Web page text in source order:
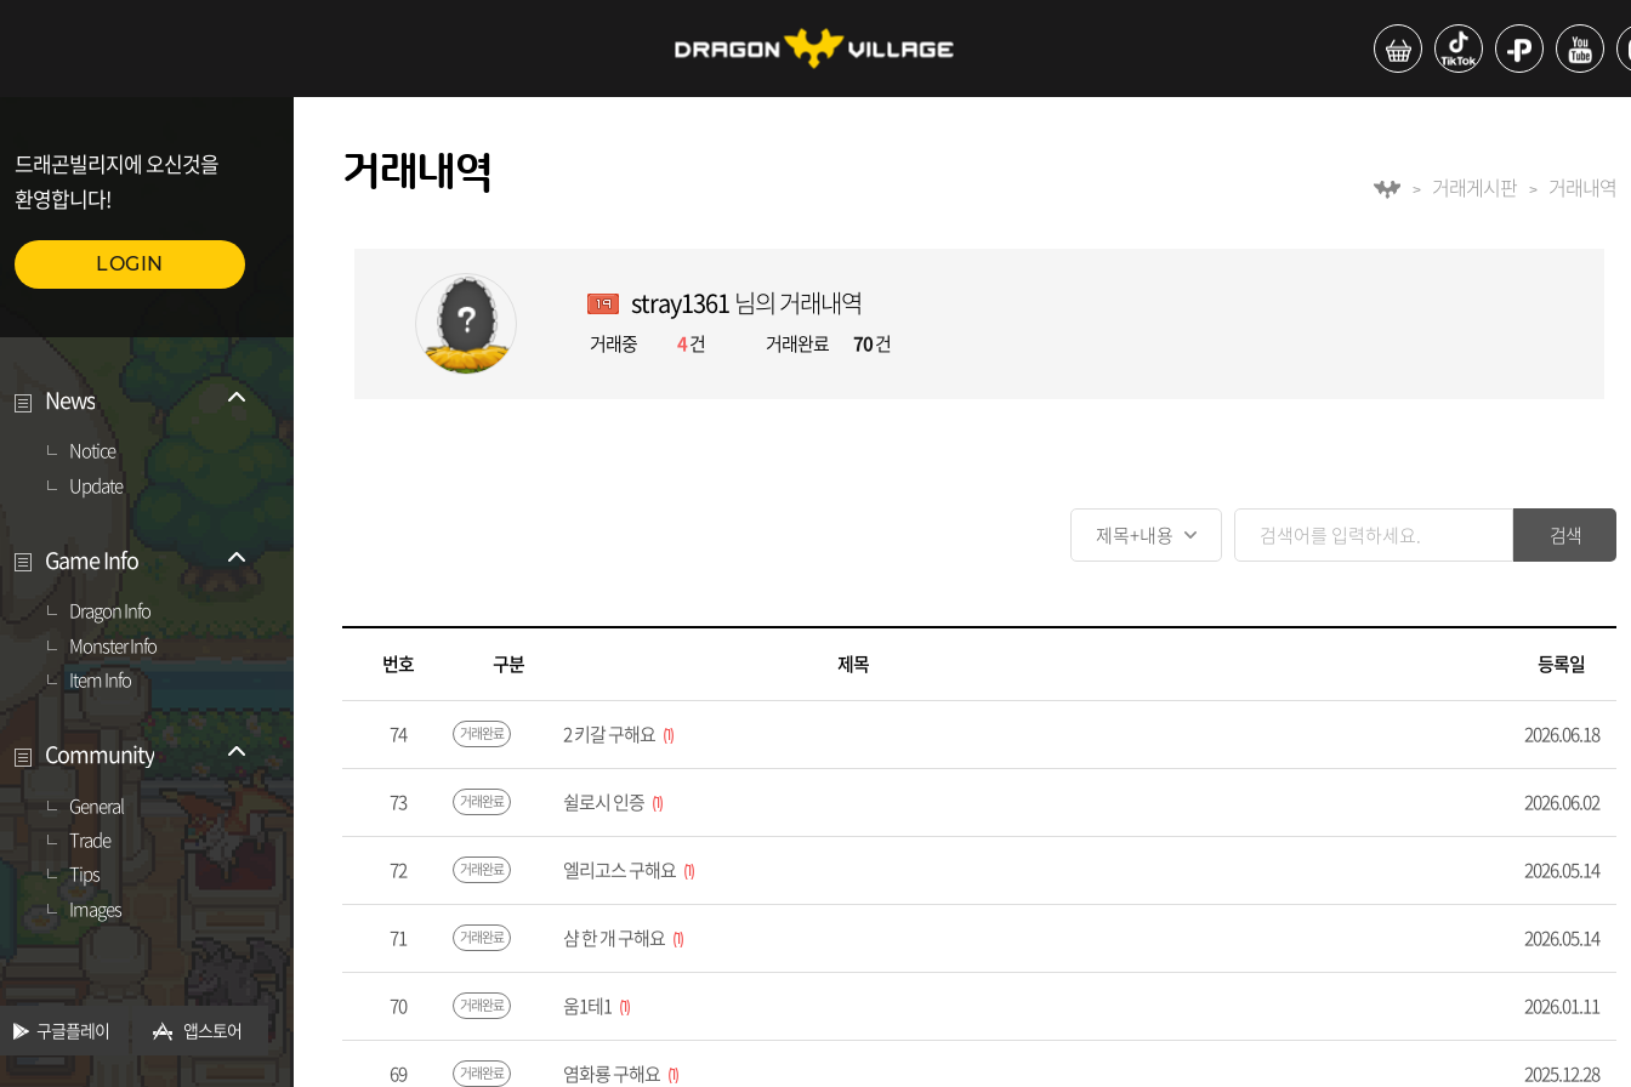
드래곤빌리지에 오신것을
환영합니다!
LOGIN
News
Notice
Update
Game Info
Dragon Info
Monster Info
Item Info
Community
General
Trade
Tips
Images
구글플레이 앱스토어
거래내역 거래게시판 거래내역
stray1361 님의 거래내역
거래중 4건 거래완료 70건
번호 구분 제목 등록일
74 거래완료 2 키갈 구해요 1 2026.06.18
73 거래완료 쉴로시 인증 1 2026.06.02
72 거래완료 엘리고스 구해요 1 2026.05.14
71 거래완료 샴 한 개 구해요 1 2026.05.14
70 거래완료 움1테1 1 2026.01.11
69 거래완료 염화룡 구해요 1 2025.12.28